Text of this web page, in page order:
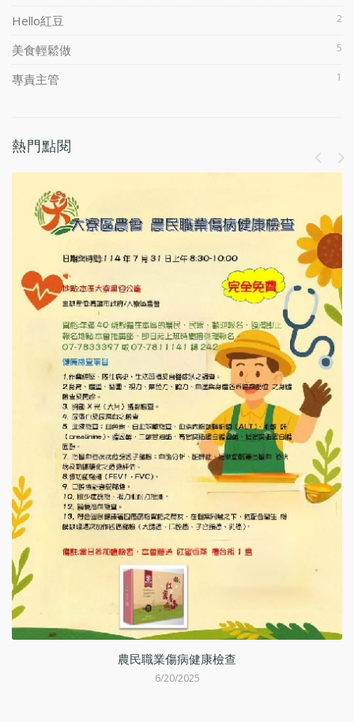
Hello紅豆 2
美食輕鬆做 5
專責主管 1
熱門點閱
農民職業傷病健康檢查
6/20/2025